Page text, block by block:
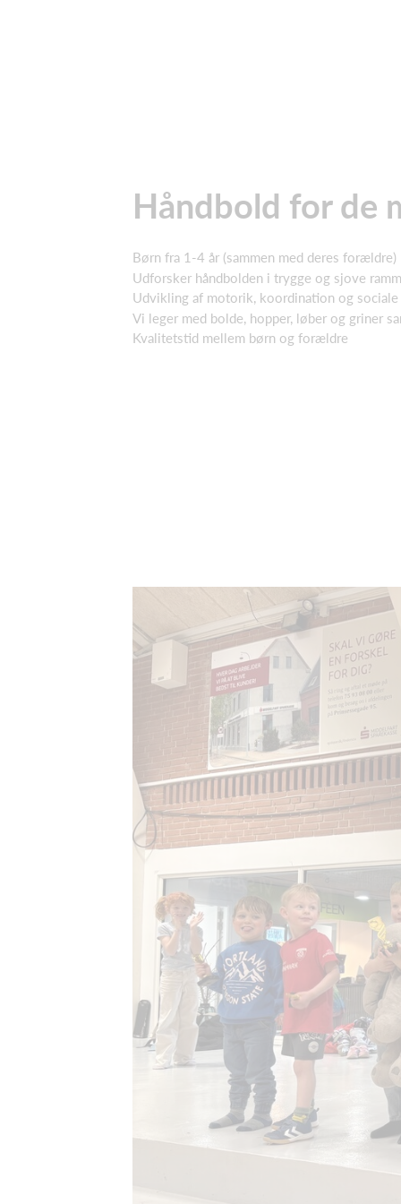
Håndbold for de
Børn fra 1-4 år (sammen med deres forældre)
Udforsker håndbolden i trygge og sjove
Udvikling af motorik, koordination og
Vi leger med bolde, hopper, løber og griner
Kvalitetstid mellem børn og forældre